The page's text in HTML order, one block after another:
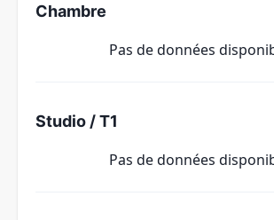
Chambre
Pas de données
Studio / T1
Pas de données